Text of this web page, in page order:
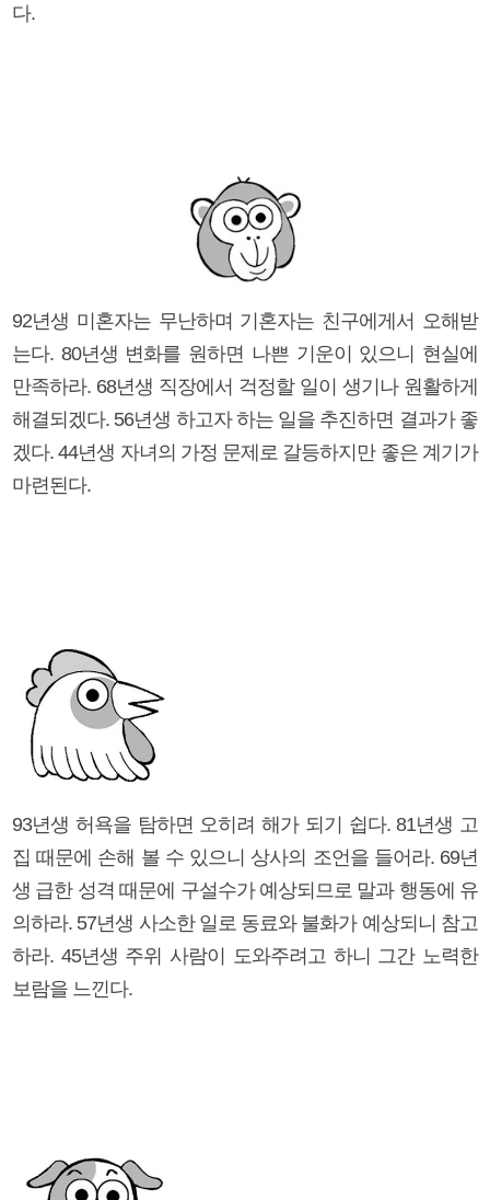
다.
92년생 미혼자는 무난하며 기혼자는 친구에게서 오해받
는다. 80년생 변화를 원하면 나쁜 기운이 있으니 현실에
만족하라. 68년생 직장에서 걱정할 일이 생기나 원활하게
해결되겠다. 56년생 하고자 하는 일을 추진하면 결과가 좋
겠다. 44년생 자녀의 가정 문제로 갈등하지만 좋은 계기가
마련된다.
93년생 허욕을 탐하면 오히려 해가 되기 쉽다. 81년생 고
집 때문에 손해 볼 수 있으니 상사의 조언을 들어라. 69년
생 급한 성격 때문에 구설수가 예상되므로 말과 행동에 유
의하라. 57년생 사소한 일로 동료와 불화가 예상되니 참고
하라. 45년생 주위 사람이 도와주려고 하니 그간 노력한
보람을 느낀다.